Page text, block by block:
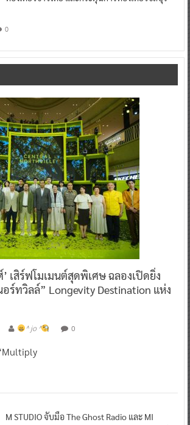
0
เสิร์ฟโมเมนต์สุดพิเศษ ฉลองเปิดยิ่ง
ร์ทวิลล์” Longevity Destination แห่ง
^ jo ^ 0
M STUDIO จับมือ The Ghost Radio และ MI